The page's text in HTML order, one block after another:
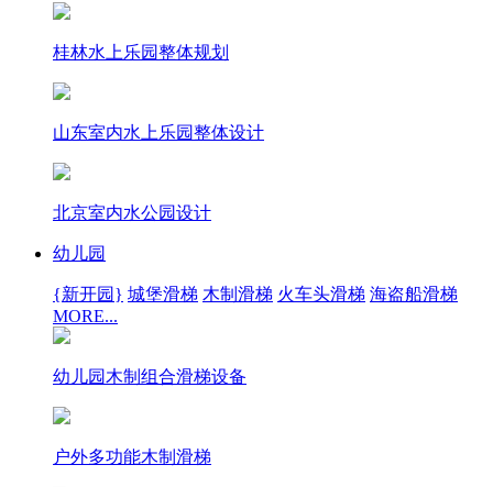
桂林水上乐园整体规划
山东室内水上乐园整体设计
北京室内水公园设计
幼儿园
{新开园} 城堡滑梯 木制滑梯 火车头滑梯 海盗船滑梯
MORE...
幼儿园木制组合滑梯设备
户外多功能木制滑梯